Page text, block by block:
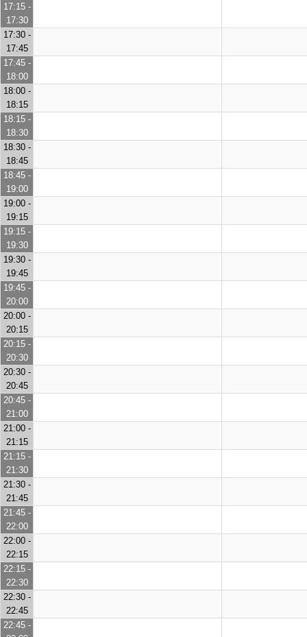
17:15 -
17:30
17:30 -
17:45
17:45 -
18:00
18:00 -
18:15
18:15 -
18:30
18:30 -
18:45
18:45 -
19:00
19:00 -
19:15
19:15 -
19:30
19:30 -
19:45
19:45 -
20:00
20:00 -
20:15
20:15 -
20:30
20:30 -
20:45
20:45 -
21:00
21:00 -
21:15
21:15 -
21:30
21:30 -
21:45
21:45 -
22:00
22:00 -
22:15
22:15 -
22:30
22:30 -
22:45
22:45 -